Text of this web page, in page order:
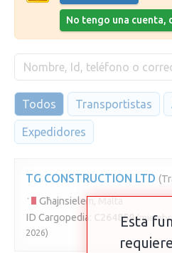
No tengo una cuenta,
Todos Transportistas
Expedidores
TG CONSTRUCTION LTD
Għajnsielem, Malta
ID Cargopedia:
C264859
2026)
Esta